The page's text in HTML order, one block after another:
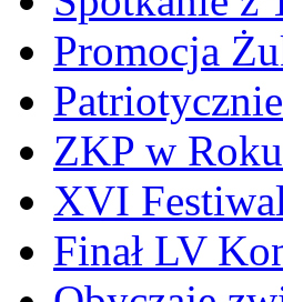
Promocja
ZKP w
XVI
Finał LV